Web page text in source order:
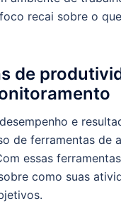
recai sobre o
de
e
de ferramentas de
essas
como suas